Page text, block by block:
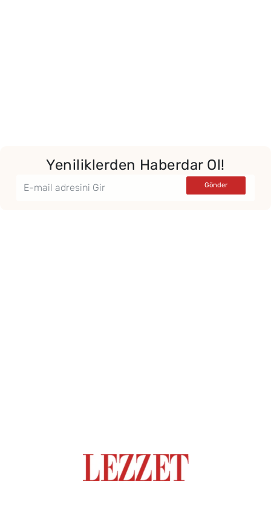
Yeniliklerden Haberdar Ol!